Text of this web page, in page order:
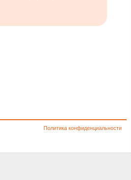
Политика конфиденциальности